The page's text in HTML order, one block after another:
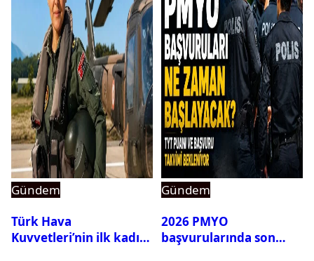
Gündem
Türk Hava
Kuvvetleri’nin ilk kadın
Gündem
2026 PMYO
başvurularında son